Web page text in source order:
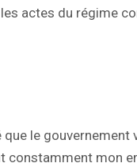
actes du régime
que le gouvernement
constamment mon